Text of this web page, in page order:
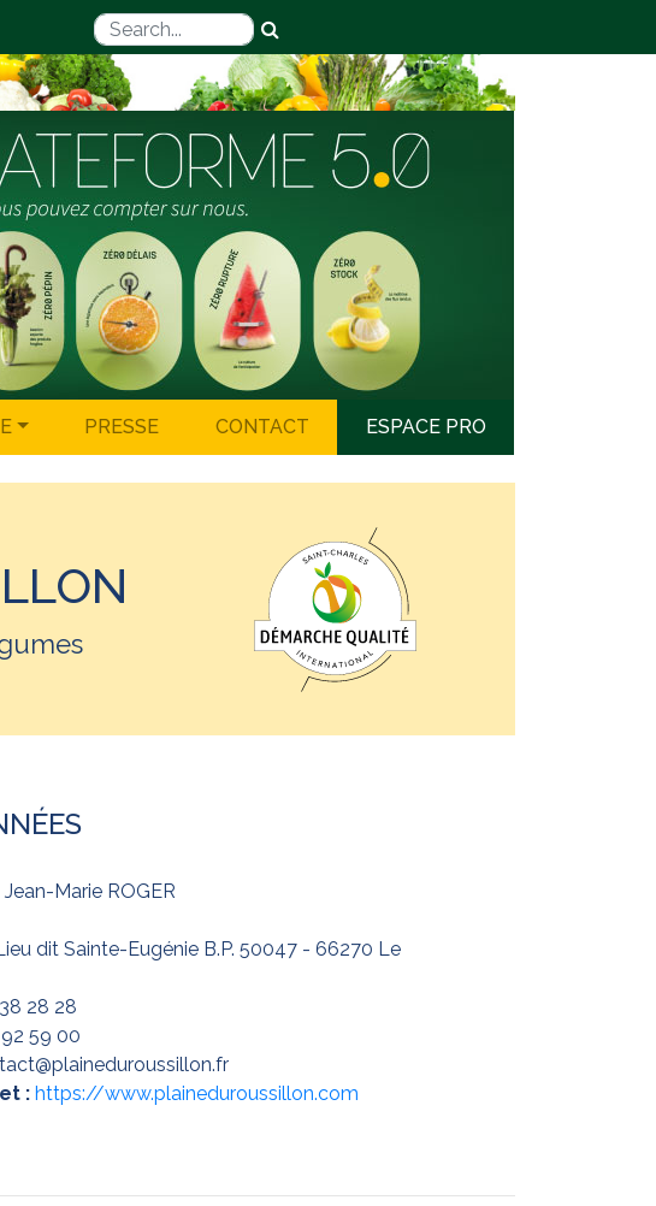
PRESSE CONTACT ESPACE PRO
Jean-Marie ROGER
dit Sainte-Eugénie B.P. 50047 - 66270 Le
28 28
59 00
: https://www.plaineduroussillon.com